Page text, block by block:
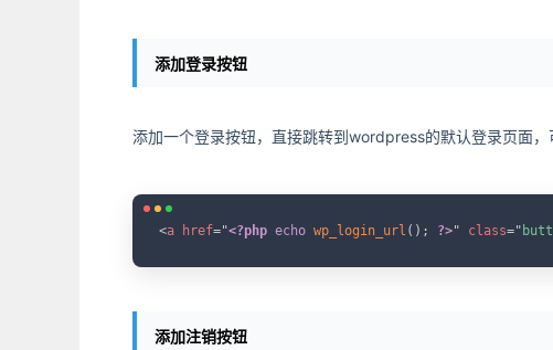
添加登录按钮
添加一个登录按钮，直接跳转到wordpress的默认登录页面，
<a href="<?php echo wp_login_url ( ) ; ?>" class="
添加注销按钮